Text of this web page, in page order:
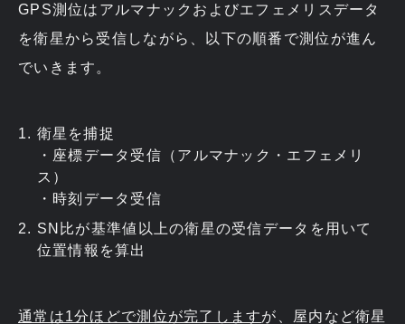
GPS測位はアルマナックおよびエフェメリスデータ
を衛星から受信しながら、以下の順番で測位が進ん
でいきます。
衛星を捕捉
・座標データ受信（アルマナック・エフェメリ
ス）
・時刻データ受信
SN比が基準値以上の衛星の受信データを用いて
位置情報を算出
通常は1分ほどで測位が完了しますが、屋内など衛星